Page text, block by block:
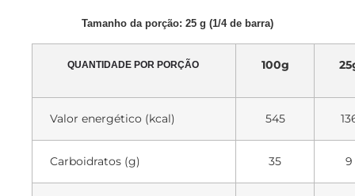
Tamanho da porção: 25 g (1/4 de barra)
QUANTIDADE POR PORÇÃO 100g
Valor energético (kcal) 545
Carboidratos (g) 35 9